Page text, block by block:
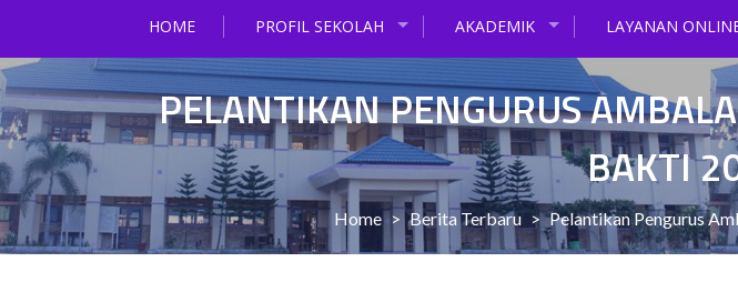
HOME PROFIL SEKOLAH AKADEMIK LAYANAN
PELANTIKAN PENGURUS
BAKTI
Home > Berita Terbaru > Pelantikan Pengurus